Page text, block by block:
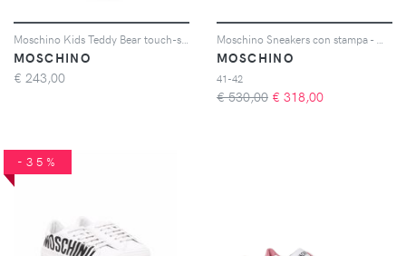
MOSCHINO
€ 243,00
MOSCHINO
41-42
€ 530,00 € 318,00
-35%